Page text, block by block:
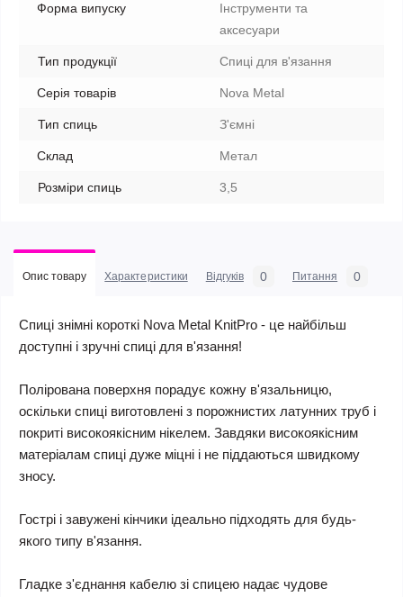
Форма випуску
Інструменти та
аксесуари
Тип продукції Спиці для в'язання
Серія товарів Nova Metal
Тип спиць З'ємні
Склад Метал
Розміри спиць 3,5
Опис товару Характеристики Відгуків 0 Питання 0
Спиці знімні короткі Nova Metal KnitPro - це найбільш
доступні і зручні спиці для в'язання!
Полірована поверхня порадує кожну в'язальницю,
оскільки спиці виготовлені з порожнистих латунних труб і
покриті високоякісним нікелем. Завдяки високоякісним
матеріалам спиці дуже міцні і не піддаються швидкому
зносу.
Гострі і завужені кінчики ідеально підходять для будь-
якого типу в'язання.
Гладке з'єднання кабелю зі спицею надає чудове